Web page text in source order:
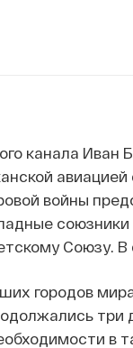
канала Иван
войны
Союзу. В
городов
три
в